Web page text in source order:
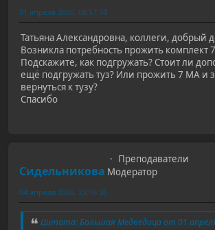
01 апреля 2020, 08:57:34
Татьяна Александровна, коллеги, добрый
Возникла потребность прожить комплект
Подскажите, как подгружать? Стоит ли
ещё подгружать туз? Или прожить 7 МА и
вернуться к тузу?
Спасибо
Сидельникова
Преподаватели
Модератор
04 апреля 2020, 23:16:36
Цитата: Большая Медведица от 01